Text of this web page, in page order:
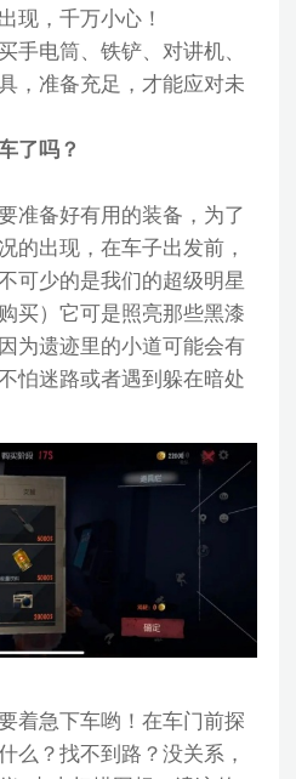
现，千万小心！
手电筒、铁铲、对讲机、
，准备充足，才能应对未
了吗？
准备好有用的装备，为了
的出现，在车子出发前，
可少的是我们的超级明星
）它可是照亮那些黑漆
为遗迹里的小道可能会有
怕迷路或者遇到躲在暗处
着急下车哟！在车门前探
么？找不到路？没关系，